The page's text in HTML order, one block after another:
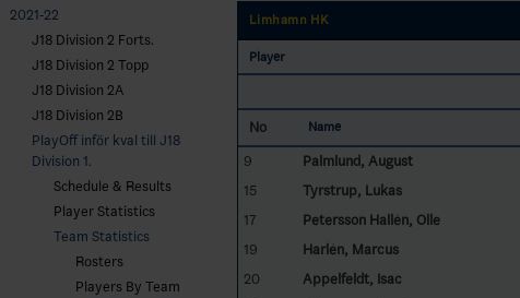
2021-22
J18 Division 2 Forts.
J18 Division 2 Topp
J18 Division 2A
J18 Division 2B
PlayOff inför kval till J18
Division 1.
Schedule & Results
Player Statistics
Team Statistics
Rosters
Players By Team
Limhamn HK
Player
No Name
9
Palmlund, August
15
Tyrstrup, Lukas
17
Petersson Hallén, Olle
19
Harlén, Marcus
20
Appelfeldt, Isac